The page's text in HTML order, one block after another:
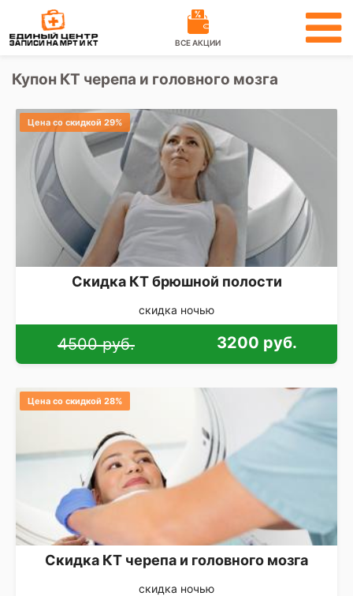
ВСЕ АКЦИИ
Купон КТ черепа и головного мозга
Цена со скидкой 29%
Скидка КТ брюшной полости
скидка ночью
4500 руб. 3200 руб.
Цена со скидкой 28%
Скидка КТ черепа и головного мозга
скидка ночью